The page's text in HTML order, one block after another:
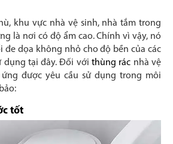
khu vực nhà vệ sinh, nhà tắm trong
là nơi có độ ẩm cao. Chính vì vậy, nó
đe dọa không nhỏ cho độ bền của các
dụng tại đây. Đối vớithùng rác nhà vệ
được yêu cầu sử dụng trong môi
tốt